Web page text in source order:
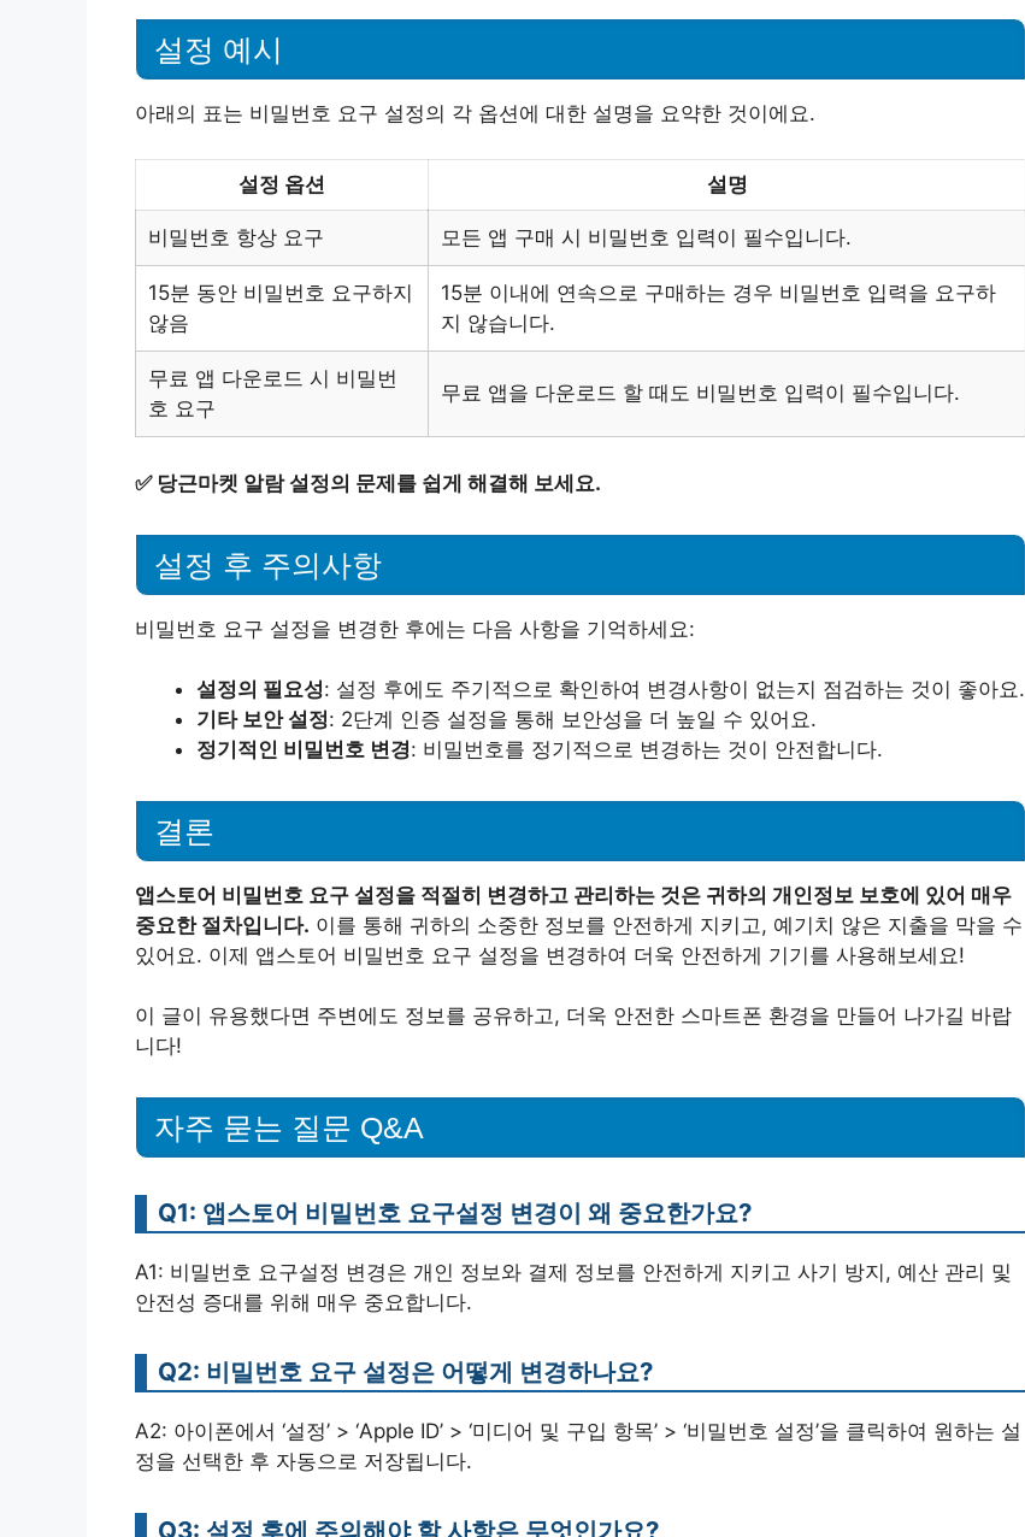
설정 예시
아래의 표는 비밀번호 요구 설정의 각 옵션에 대한 설명을 요약한 것이에요.
설정 옵션 설명
비밀번호 항상 요구 모든 앱 구매 시 비밀번호 입력이 필수입니다.
15분 동안 비밀번호 요구하지
않음
15분 이내에 연속으로 구매하는 경우 비밀번호 입력을 요구하
지 않습니다.
무료 앱 다운로드 시 비밀번
호 요구
무료 앱을 다운로드 할 때도 비밀번호 입력이 필수입니다.
✅ 당근마켓 알람 설정의 문제를 쉽게 해결해 보세요.
설정 후 주의사항
비밀번호 요구 설정을 변경한 후에는 다음 사항을 기억하세요:
설정의 필요성: 설정 후에도 주기적으로 확인하여 변경사항이 없는지 점검하는 것이 좋아요.
기타 보안 설정: 2단계 인증 설정을 통해 보안성을 더 높일 수 있어요.
정기적인 비밀번호 변경: 비밀번호를 정기적으로 변경하는 것이 안전합니다.
결론
앱스토어 비밀번호 요구 설정을 적절히 변경하고 관리하는 것은 귀하의 개인정보 보호에 있어 매우
중요한 절차입니다. 이를 통해 귀하의 소중한 정보를 안전하게 지키고, 예기치 않은 지출을 막을 수
있어요. 이제 앱스토어 비밀번호 요구 설정을 변경하여 더욱 안전하게 기기를 사용해보세요!
이 글이 유용했다면 주변에도 정보를 공유하고, 더욱 안전한 스마트폰 환경을 만들어 나가길 바랍
니다!
자주 묻는 질문 Q&A
Q1: 앱스토어 비밀번호 요구설정 변경이 왜 중요한가요?
A1: 비밀번호 요구설정 변경은 개인 정보와 결제 정보를 안전하게 지키고 사기 방지, 예산 관리 및
안전성 증대를 위해 매우 중요합니다.
Q2: 비밀번호 요구 설정은 어떻게 변경하나요?
A2: 아이폰에서 ‘설정’ > ‘Apple ID’ > ‘미디어 및 구입 항목’ > ‘비밀번호 설정’을 클릭하여 원하는 설
정을 선택한 후 자동으로 저장됩니다.
Q3: 설정 후에 주의해야 할 사항은 무엇인가요?